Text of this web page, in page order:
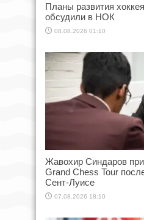
Планы развития
обсудили в НОК
08.08.2026 01:10
Жавохир Синдаров
Grand Chess Tour
Сент-Луисе
07.08.2026 18:10